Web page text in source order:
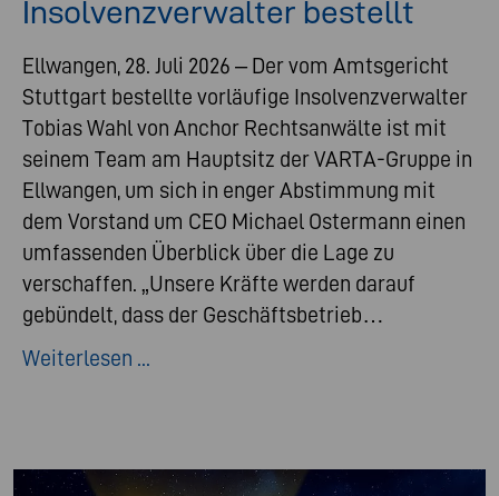
Insolvenzverwalter bestellt
Ellwangen, 28. Juli 2026 – Der vom Amtsgericht
Stuttgart bestellte vorläufige Insolvenzverwalter
Tobias Wahl von Anchor Rechtsanwälte ist mit
seinem Team am Hauptsitz der VARTA-Gruppe in
Ellwangen, um sich in enger Abstimmung mit
dem Vorstand um CEO Michael Ostermann einen
umfassenden Überblick über die Lage zu
verschaffen. „Unsere Kräfte werden darauf
gebündelt, dass der Geschäftsbetrieb…
Weiterlesen ...